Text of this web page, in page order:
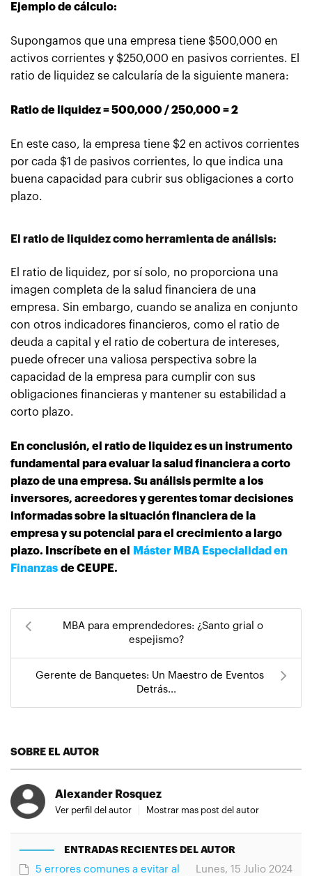
Ejemplo de cálculo:
Supongamos que una empresa tiene $500,000 en
activos corrientes y $250,000 en pasivos corrientes. El
ratio de liquidez se calcularía de la siguiente manera:
Ratio de liquidez = 500,000 / 250,000 = 2
En este caso, la empresa tiene $2 en activos corrientes
por cada $1 de pasivos corrientes, lo que indica una
buena capacidad para cubrir sus obligaciones a corto
plazo.
El ratio de liquidez como herramienta de análisis:
El ratio de liquidez, por sí solo, no proporciona una
imagen completa de la salud financiera de una
empresa. Sin embargo, cuando se analiza en conjunto
con otros indicadores financieros, como el ratio de
deuda a capital y el ratio de cobertura de intereses,
puede ofrecer una valiosa perspectiva sobre la
capacidad de la empresa para cumplir con sus
obligaciones financieras y mantener su estabilidad a
corto plazo.
En conclusión, el ratio de liquidez es un instrumento
fundamental para evaluar la salud financiera a corto
plazo de una empresa. Su análisis permite a los
inversores, acreedores y gerentes tomar decisiones
informadas sobre la situación financiera de la
empresa y su potencial para el crecimiento a largo
plazo. Inscríbete en el
Máster MBA Especialidad en
Finanzas de CEUPE.
MBA para emprendedores: ¿Santo grial o
espejismo?
Gerente de Banquetes: Un Maestro de Eventos
Detrás...
SOBRE EL AUTOR
Alexander Rosquez
Ver perfil del autor Mostrar mas post del autor
ENTRADAS RECIENTES DEL AUTOR
Lunes, 15 Julio 2024
5 errores comunes a evitar al